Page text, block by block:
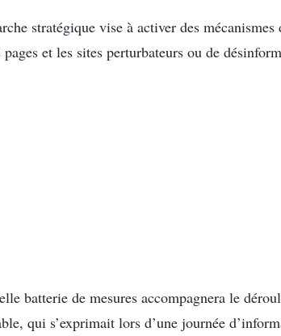
stratégique vise à activer des
et les sites perturbateurs ou de
batterie de mesures accompagnera le
qui s’exprimait lors d’une journée